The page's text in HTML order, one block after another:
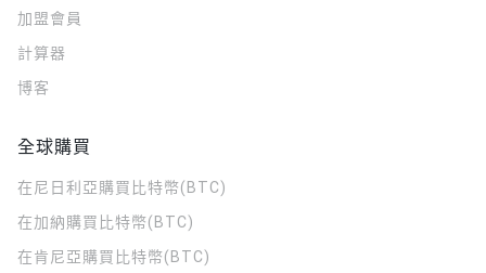
加盟會員
計算器
博客
全球購買
在尼日利亞購買比特幣(BTC)
在加納購買比特幣(BTC)
在肯尼亞購買比特幣(BTC)